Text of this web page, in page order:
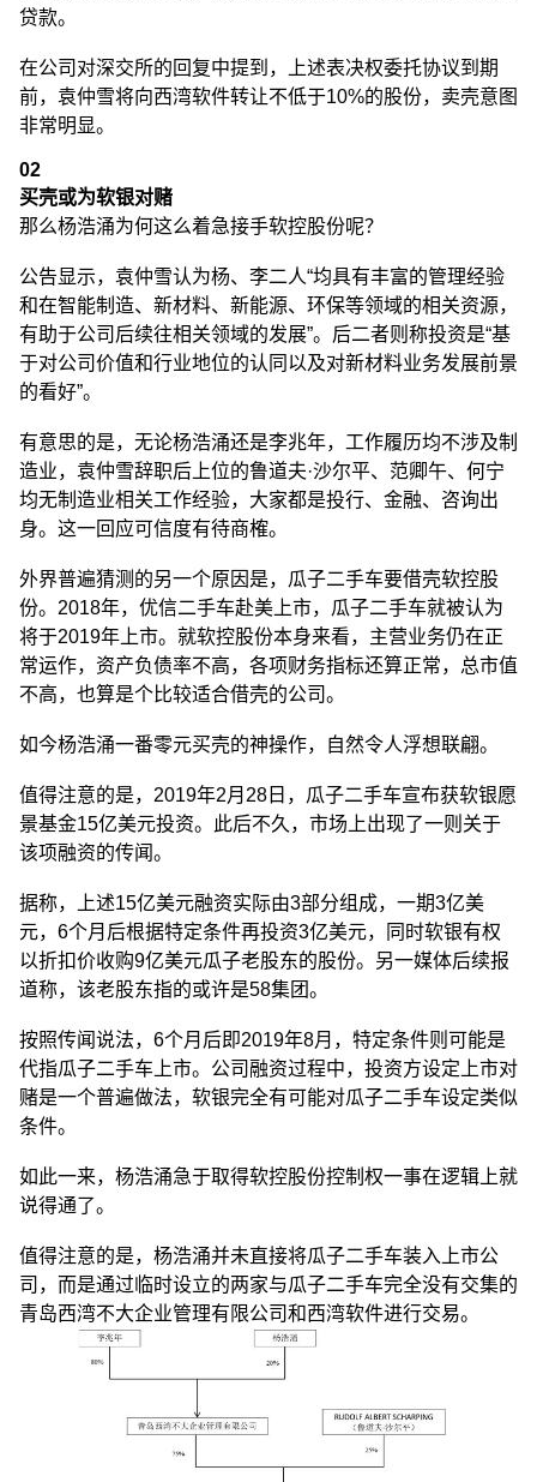
贷款。
在公司对深交所的回复中提到，上述表决权委托协议到期
前，袁仲雪将向西湾软件转让不低于10%的股份，卖壳意图
非常明显。
02
买壳或为软银对赌
那么杨浩涌为何这么着急接手软控股份呢？
公告显示，袁仲雪认为杨、李二人“均具有丰富的管理经验
和在智能制造、新材料、新能源、环保等领域的相关资源，
有助于公司后续往相关领域的发展”。后二者则称投资是“基
于对公司价值和行业地位的认同以及对新材料业务发展前景
的看好”。
有意思的是，无论杨浩涌还是李兆年，工作履历均不涉及制
造业，袁仲雪辞职后上位的鲁道夫·沙尔平、范卿午、何宁
均无制造业相关工作经验，大家都是投行、金融、咨询出
身。这一回应可信度有待商榷。
外界普遍猜测的另一个原因是，瓜子二手车要借壳软控股
份。2018年，优信二手车赴美上市，瓜子二手车就被认为
将于2019年上市。就软控股份本身来看，主营业务仍在正
常运作，资产负债率不高，各项财务指标还算正常，总市值
不高，也算是个比较适合借壳的公司。
如今杨浩涌一番零元买壳的神操作，自然令人浮想联翩。
值得注意的是，2019年2月28日，瓜子二手车宣布获软银愿
景基金15亿美元投资。此后不久，市场上出现了一则关于
该项融资的传闻。
据称，上述15亿美元融资实际由3部分组成，一期3亿美
元，6个月后根据特定条件再投资3亿美元，同时软银有权
以折扣价收购9亿美元瓜子老股东的股份。另一媒体后续报
道称，该老股东指的或许是58集团。
按照传闻说法，6个月后即2019年8月，特定条件则可能是
代指瓜子二手车上市。公司融资过程中，投资方设定上市对
赌是一个普遍做法，软银完全有可能对瓜子二手车设定类似
条件。
如此一来，杨浩涌急于取得软控股份控制权一事在逻辑上就
说得通了。
值得注意的是，杨浩涌并未直接将瓜子二手车装入上市公
司，而是通过临时设立的两家与瓜子二手车完全没有交集的
青岛西湾不大企业管理有限公司和西湾软件进行交易。